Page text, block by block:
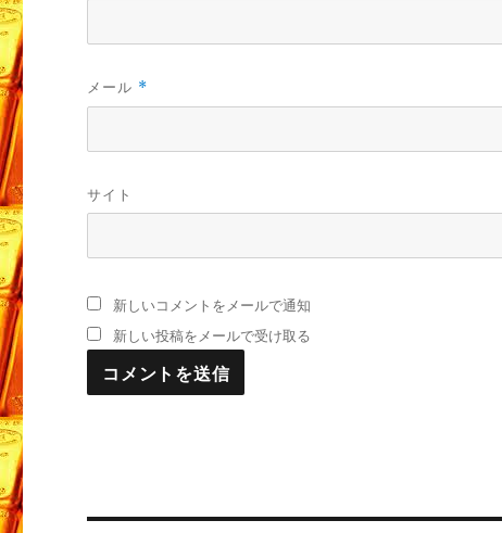
メール *
サイト
新しいコメントをメールで通知
新しい投稿をメールで受け取る